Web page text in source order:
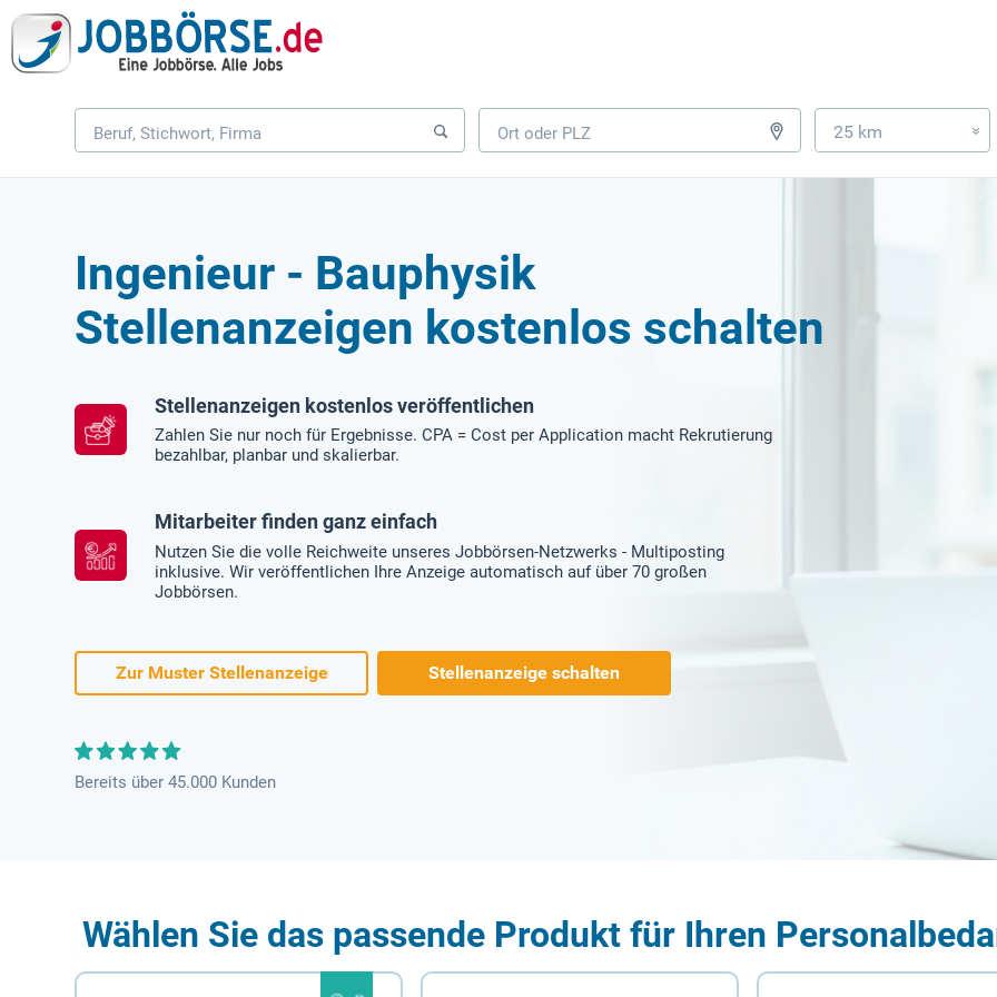
25 km »
Ingenieur - Bauphysik
Stellenanzeigen kostenlos schalten
Stellenanzeigen kostenlos veröffentlichen
Zahlen Sie nur noch für Ergebnisse. CPA = Cost per Application macht Rekrutierung
bezahlbar, planbar und skalierbar.
Mitarbeiter finden ganz einfach
Nutzen Sie die volle Reichweite unseres Jobbörsen-Netzwerks - Multiposting
inklusive. Wir veröffentlichen Ihre Anzeige automatisch auf über 70 großen
Jobbörsen.
Zur Muster Stellenanzeige Stellenanzeige schalten
Bereits über 45.000 Kunden
Wählen Sie das passende Produkt für Ihren